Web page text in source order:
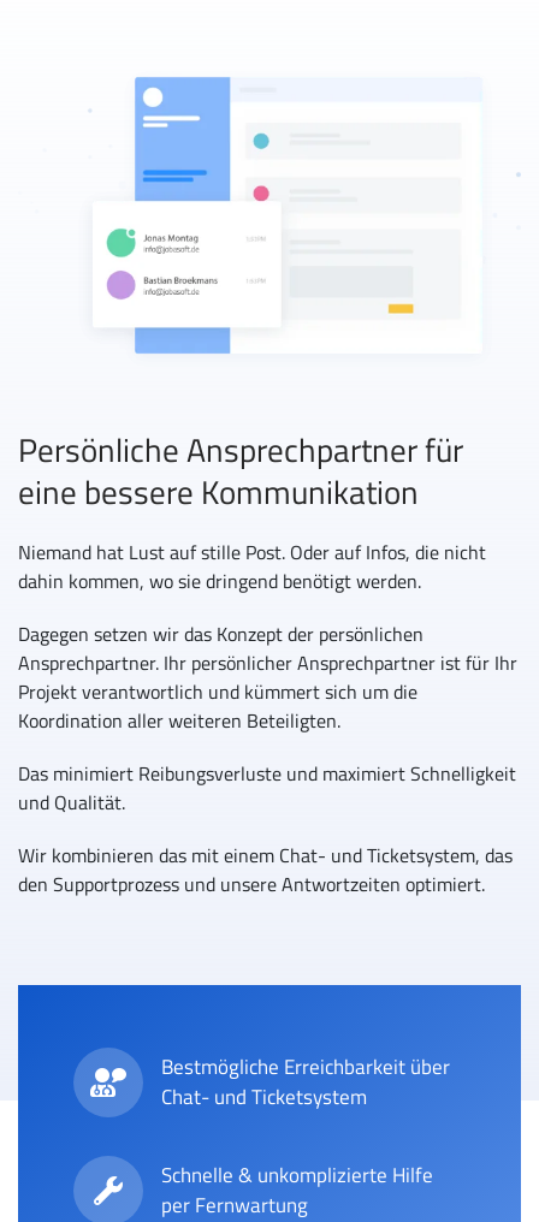
Persönliche Ansprechpartner für
eine bessere Kommunikation
Niemand hat Lust auf stille Post. Oder auf Infos, die nicht
dahin kommen, wo sie dringend benötigt werden.
Dagegen setzen wir das Konzept der persönlichen
Ansprechpartner. Ihr persönlicher Ansprechpartner ist für Ihr
Projekt verantwortlich und kümmert sich um die
Koordination aller weiteren Beteiligten.
Das minimiert Reibungsverluste und maximiert Schnelligkeit
und Qualität.
Wir kombinieren das mit einem Chat- und Ticketsystem, das
den Supportprozess und unsere Antwortzeiten optimiert.
Bestmögliche Erreichbarkeit über
Chat- und Ticketsystem
Schnelle & unkomplizierte Hilfe
per Fernwartung